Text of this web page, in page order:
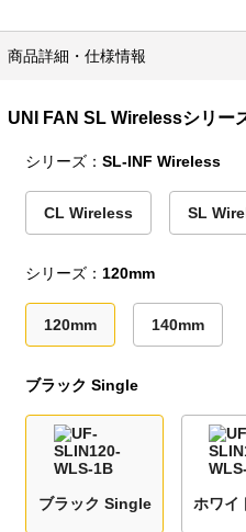
商品詳細・仕様情報
UNI FAN SL Wirelessシリー
シリーズ：SL-INF Wireless
CL Wireless SL
シリーズ：120mm
120mm 140mm
ブラック Single
ブラック Single ホワイ